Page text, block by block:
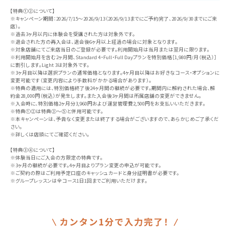
【特典①②について】
※キャンペーン期間：2026/7/15〜2026/9/13（2026/9/13までにご予約完了、2026/9/30までにご来
店）。
※過去3ヶ月以内に体験会を受講された方は対象外です。
※退会された方の再入会は、退会後6ヶ月以上経過の場合に対象となります。
※対象店舗にてご来店当日のご登録が必要です。利用開始月は当月または翌月に限ります。
※利用開始月を含む2ヶ月間、Standard 4・Full・Full Dayプランを特別価格［1,980円/月（税込）］
に割引します。Light 3は対象外です。
※3ヶ月目以降は選択プランの通常価格となります。4ヶ月目以降はお好きなコース・オプションに
変更可能です（変更内容により手数料がかかる場合があります）。
※特典の適用には、特別価格終了後24ヶ月間の継続が必要です。期間内に解約された場合、解
約金28,000円（税込）が発生します。また入会後3ヶ月間は所属店舗の変更ができません。
※入会時に、特別価格2ヶ月分3,960円および運営管理費2,500円をお支払いいただきます。
※特典①②は特典③〜⑤と併用可能です。
※本キャンペーンは、予告なく変更または終了する場合がございますので、あらかじめご了承くだ
さい。
※詳しくは店頭にてご確認ください。
【特典③④について】
※体験当日にご入会の方限定の特典です。
※3ヶ月の継続が必要です。4ヶ月目よりプラン変更の申込が可能です。
※ご契約の際はご利用予定口座のキャッシュカードと身分証明書が必要です。
※グループレッスンは全コース1日1回までご利用いただけます。